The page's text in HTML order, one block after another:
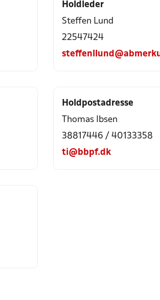
Holdleder
Steffen Lund
22547424
Holdpostadresse
Thomas Ibsen
38817446 / 40133358
ti@bbpf.dk